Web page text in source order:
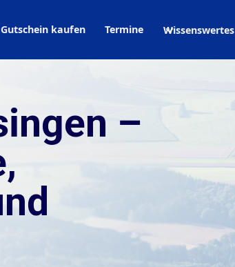
Gutschein kaufen Termine Wissenswertes
–